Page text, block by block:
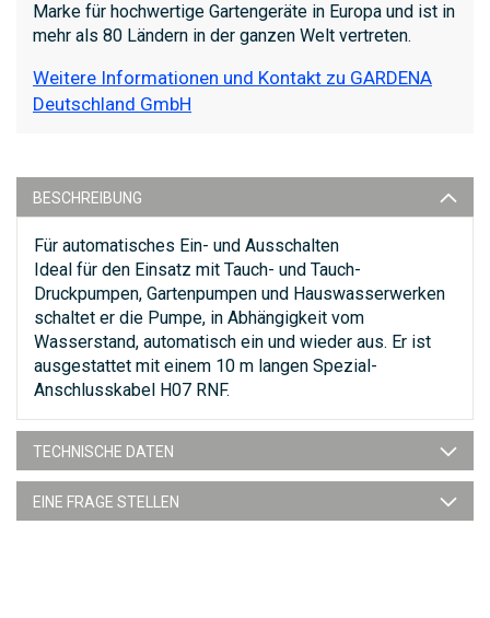
Marke für hochwertige Gartengeräte in Europa und ist in
mehr als 80 Ländern in der ganzen Welt vertreten.
Weitere Informationen und Kontakt zu GARDENA
Deutschland GmbH
BESCHREIBUNG
Für automatisches Ein- und Ausschalten
Ideal für den Einsatz mit Tauch- und Tauch-
Druckpumpen, Gartenpumpen und Hauswasserwerken
schaltet er die Pumpe, in Abhängigkeit vom
Wasserstand, automatisch ein und wieder aus. Er ist
ausgestattet mit einem 10 m langen Spezial-
Anschlusskabel H07 RNF.
TECHNISCHE DATEN
EINE FRAGE STELLEN